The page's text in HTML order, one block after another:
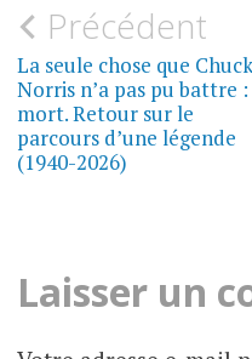
CINÉ,
LIVRES,
JEUX
VIDÉO
Navigation
de
l’article
Précédent
La seule chose que Chuck
Norris n’a pas pu battre
mort. Retour sur le
parcours d’une légende
(1940-2026)
Laisser un